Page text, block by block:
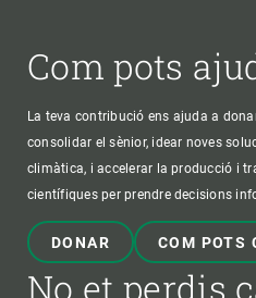
Com pots
La teva contribució ens ajuda a
consolidar el sènior, idear noves
climàtica, i accelerar la producció i
científiques per prendre decisions
DONAR COM POTS
No et perdis